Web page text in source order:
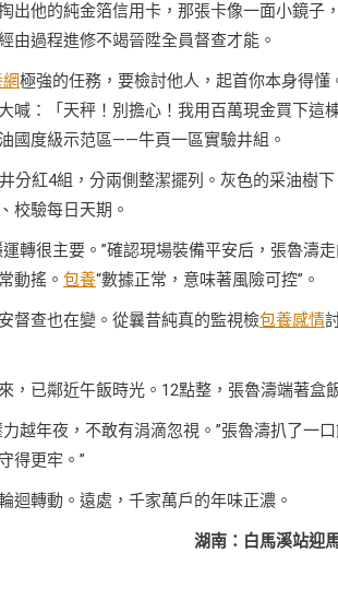
出他的純金箔信用卡，那張卡像一面小鏡子
由過程進修不竭晉陞全員督查才能。
極強的任務，要檢討他人，起首你本身得
喊：「天秤！別擔心！我用百萬現金買下
國度級示范區——牛頁一區實驗井組。
分紅4組，分兩側整潔擺列。灰色的采油樹
校驗每日天期。
轉很主要。”確認現場裝備平安后，張魯濤
動搖。 包養“數據正常，意味著風險可控”。
督查也在變。從曩昔純真的監視檢包養感情
，已鄰近午飯時光。12點整，張魯濤端著盒
越年夜，不敢有涓滴忽視。”張魯濤扒了一
得更牢。”
迴轉動。遠處，千家萬戶的年味正濃。
湖南：白馬溪站迎